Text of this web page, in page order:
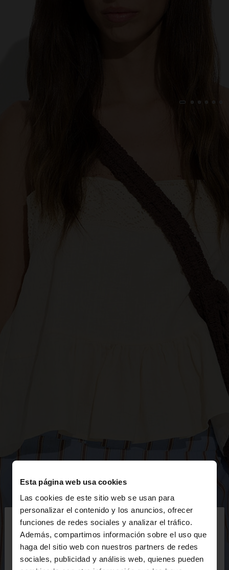
Esta página web usa cookies
Las cookies de este sitio web se usan para
personalizar el contenido y los anuncios, ofrecer
funciones de redes sociales y analizar el tráfico.
Además, compartimos información sobre el uso que
haga del sitio web con nuestros partners de redes
sociales, publicidad y análisis web, quienes pueden
hola
Estás accediendo a la web de España. ¿Quieres ir a
la web de United States?